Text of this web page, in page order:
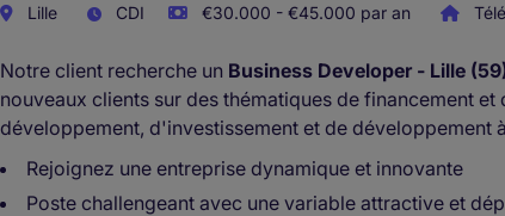
Lille CDI €30.000 - €45.000 par an
Notre client recherche un Business Developer - Lille
nouveaux clients sur des thématiques de financement
développement, d'investissement et de développement
Rejoignez une entreprise dynamique et innovante
Poste challengeant avec une variable attractive et